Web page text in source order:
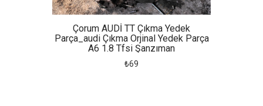
Çorum AUDİ TT Çıkma Yedek
Parça_audi Çıkma Orjinal Yedek Parça
A6 1.8 Tfsi Şanzıman
₺69